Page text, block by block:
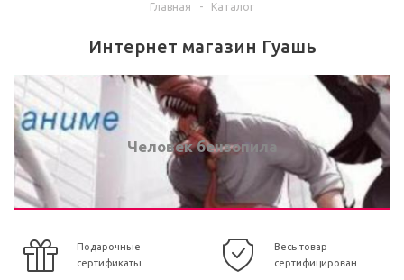
Главная - Каталог
Интернет магазин Гуашь
Человек бензопила
Подарочные
сертификаты
Весь товар
сертифицирован